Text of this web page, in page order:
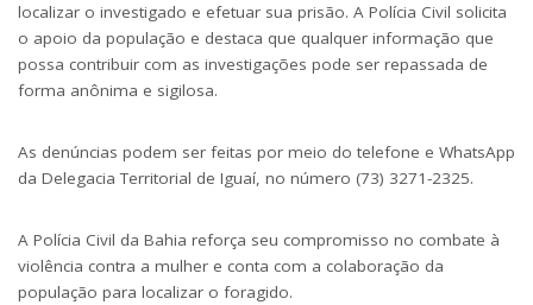
localizar o investigado e efetuar sua prisão. A Polícia Civil solicita
o apoio da população e destaca que qualquer informação que
possa contribuir com as investigações pode ser repassada de
forma anônima e sigilosa.
As denúncias podem ser feitas por meio do telefone e WhatsApp
da Delegacia Territorial de Iguaí, no número (73) 3271-2325.
A Polícia Civil da Bahia reforça seu compromisso no combate à
violência contra a mulher e conta com a colaboração da
população para localizar o foragido.